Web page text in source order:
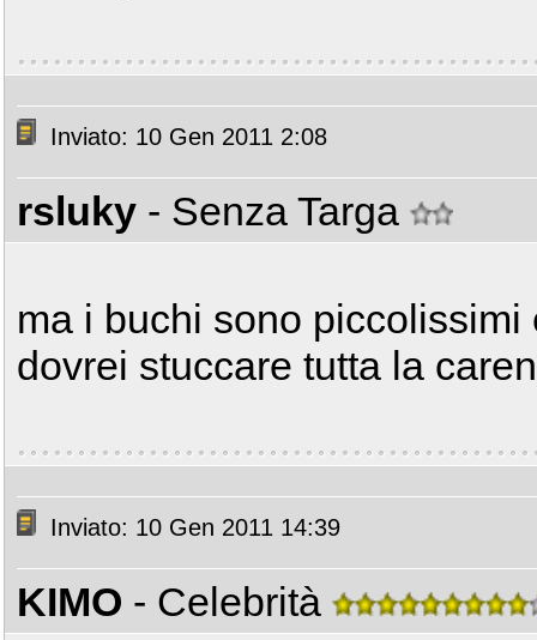
Inviato: 10 Gen 2011 2:08
rsluky - Senza Targa
ma i buchi sono
dovrei stuccare tutta la
Inviato: 10 Gen 2011 14:39
KIMO - Celebrità